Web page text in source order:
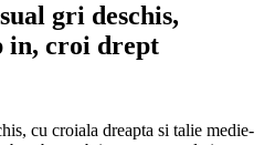
gri deschis,
in, croi drept
cu croiala dreapta si talie medie-